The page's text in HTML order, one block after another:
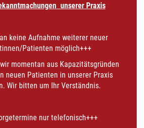
unserer Praxis
keine Aufnahme weiterer neuer
Patienten möglich+++
momentan aus Kapazitätsgründen
neuen Patienten in unserer Praxis
Wir bitten um Ihr Verständnis.
nur telefonisch+++